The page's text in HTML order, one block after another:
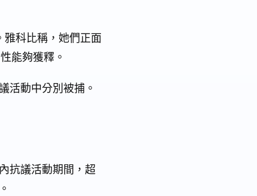
雅科比稱，她們正面
能夠獲釋。
活動中分別被捕。
抗議活動期間，超